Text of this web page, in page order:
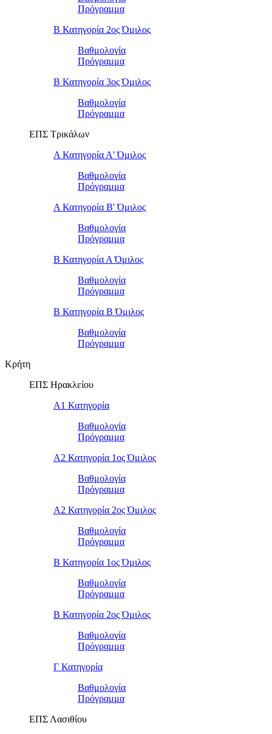
Πρόγραμμα
Β Κατηγορία 2ος Όμιλος
Βαθμολογία
Πρόγραμμα
Β Κατηγορία 3ος Όμιλος
Βαθμολογία
Πρόγραμμα
ΕΠΣ Τρικάλων
Α Κατηγορία Α' Όμιλος
Βαθμολογία
Πρόγραμμα
Α Κατηγορία Β' Όμιλος
Βαθμολογία
Πρόγραμμα
Β Κατηγορία Α Όμιλος
Βαθμολογία
Πρόγραμμα
Β Κατηγορία Β Όμιλος
Βαθμολογία
Πρόγραμμα
Κρήτη
ΕΠΣ Ηρακλείου
Α1 Κατηγορία
Βαθμολογία
Πρόγραμμα
Α2 Κατηγορία 1ος Όμιλος
Βαθμολογία
Πρόγραμμα
Α2 Κατηγορία 2ος Όμιλος
Βαθμολογία
Πρόγραμμα
Β Κατηγορία 1ος Όμιλος
Βαθμολογία
Πρόγραμμα
Β Κατηγορία 2ος Όμιλος
Βαθμολογία
Πρόγραμμα
Γ Κατηγορία
Βαθμολογία
Πρόγραμμα
ΕΠΣ Λασιθίου